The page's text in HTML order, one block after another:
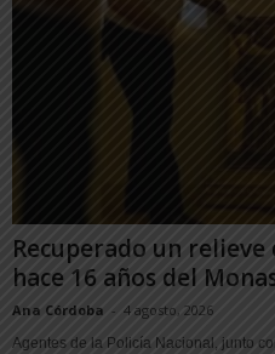
Recuperado un
hace 16 años del
Ana Córdoba - 4 agosto, 2026
Agentes de la Policía Nacional, junto